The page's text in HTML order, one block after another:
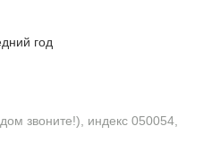
пятно, а не огромный
год
звоните!), индекс 050054,